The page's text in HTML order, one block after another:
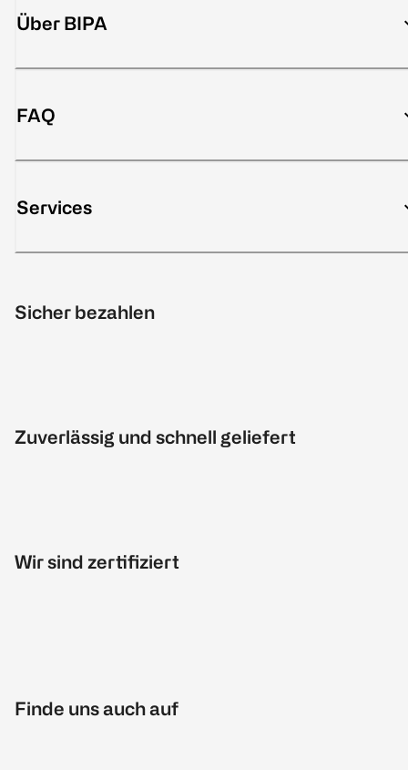
Über BIPA
FAQ
Services
Sicher bezahlen
Zuverlässig und schnell geliefert
Wir sind zertifiziert
Finde uns auch auf